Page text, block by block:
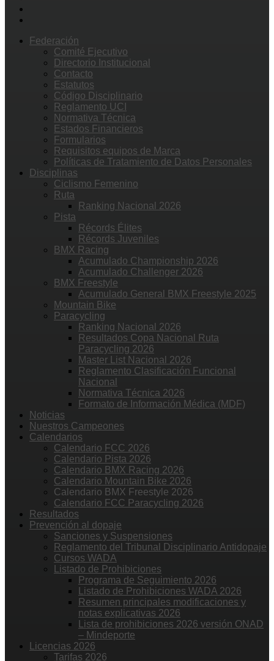
Federación
Comité Ejecutivo
Directorio Institucional
Contacto
Estatutos
Código Disciplinario
Reglamento UCI
Normativa Técnica
Estados Financieros
Formularios
Requisitos equipos de Marca
Políticas de Tratamiento de Datos Personales
Disciplinas
Ciclismo Femenino
Ruta
Ranking Nacional 2026
Pista
Récords Élites
Récords Juveniles
BMX Racing
Acumulado Championship 2026
Acumulado Challenger 2026
BMX Freestyle
Acumulado General BMX Freestyle 2025
Mountain Bike
Paracycling
Ranking Nacional 2026
Resultados Copa Nacional Ruta
Paracycling 2026
Master List Nacional 2026
Reglamento Clasificación Funcional
Nacional
Normativa Técnica 2026
Formato de Información Médica (MDF)
Noticias
Nuestros Campeones
Calendarios
Calendario FCC 2026
Calendario Pista 2026
Calendario BMX Racing 2026
Calendario Mountain Bike 2026
Calendario BMX Freestyle 2026
Calendario FCC Paracycling 2026
Resultados
Prevención al dopaje
Sanciones y Suspensiones
Reglamento del Tribunal Disciplinario Antidopaje
Cursos WADA
Listado de Prohibiciones
Programa de Seguimiento 2026
Listado de Prohibiciones WADA 2026
Resumen principales modificaciones y
notas explicativas 2026
Lista de prohibiciones 2026 versión ONAD
– Mindeporte
Licencias 2026
Tarifas 2026